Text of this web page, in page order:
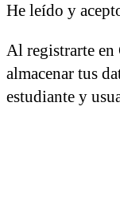
He leído y
Al registrarte en
almacenar tus
estudiante y